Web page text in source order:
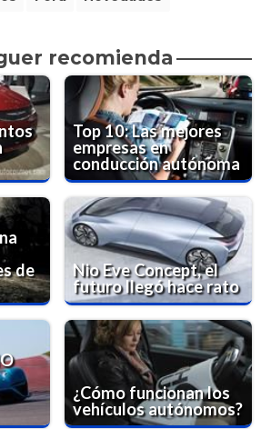
recomienda
Top 10: Las mejores
empresas en
conducción autónoma
de
Nio Eve Concept, el
futuro llegó hace rato
¿Cómo funcionan los
vehículos autónomos?